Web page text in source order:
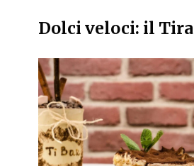
Dolci veloci: il